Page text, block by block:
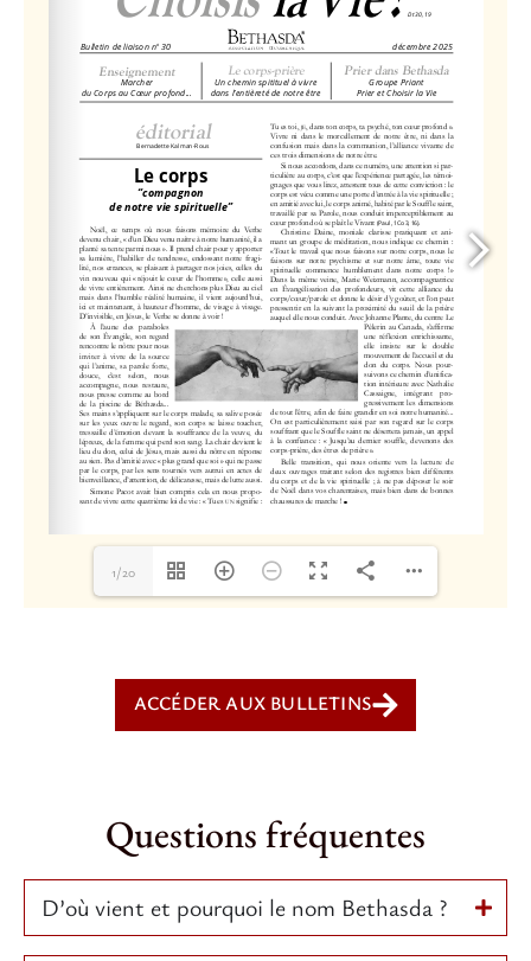
1/20
ACCÉDER AUX BULLETINS
Questions fréquentes
D’où vient et pourquoi le nom Bethasda ?